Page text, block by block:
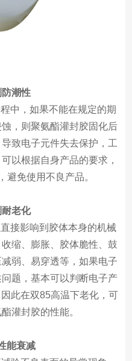
潮性
中，如果不能在规定的期
，则聚氨酯灌封胶固化后
致电子元件失去保护，工
以根据自身产品的要求，
避免使用不良产品。
老化
接影响到胶体本身的机械
缩、膨胀、胶体脆性、鼓
弱、易穿透等，如果电子
题，基本可以判断电子产
此在双85高温下老化，可
灌封胶的性能。
能衰减